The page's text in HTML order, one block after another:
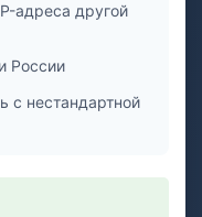
адреса другой
России
с нестандартной